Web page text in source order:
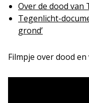
Over de dood van
Tegenlicht-
grond’
Filmpje over dood